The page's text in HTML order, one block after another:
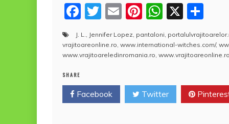
F
a
c
e
o
o
T
w
itt
er
E
ai
l
Pi
nt
er
e
W
h
at
s
p
p
X
a
rt
aj
a
z
J. L. Jennifer Lopez pantaloni
vrajitoareonline.ro www.international-witches.com/,
www.vrajitoareledinromania.ro
SHARE
Facebook Twitter